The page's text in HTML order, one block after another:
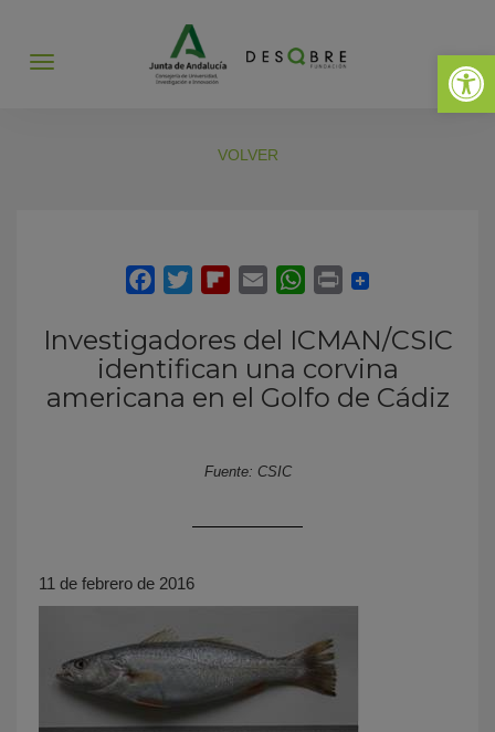
Abrir
Abrir
VOLVER
Investigadores del ICMAN/CSIC
identifican una corvina
americana en el Golfo de Cádiz
Fuente: CSIC
11 de febrero de 2016